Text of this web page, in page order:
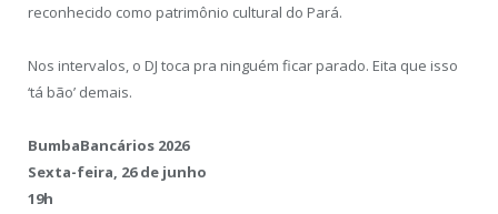
reconhecido como patrimônio cultural do Pará.
Nos intervalos, o DJ toca pra ninguém ficar parado. Eita que isso
‘tá bão’ demais.
BumbaBancários 2026
Sexta-feira, 26 de junho
19h